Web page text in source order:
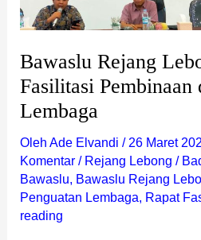
Bawaslu Rejang
Fasilitasi Pembinaan
Lembaga
Oleh Ade Elvandi / 26 Maret
Komentar / Rejang Lebong /
Bawaslu, Bawaslu Rejang
Penguatan Lembaga, Rapat
reading